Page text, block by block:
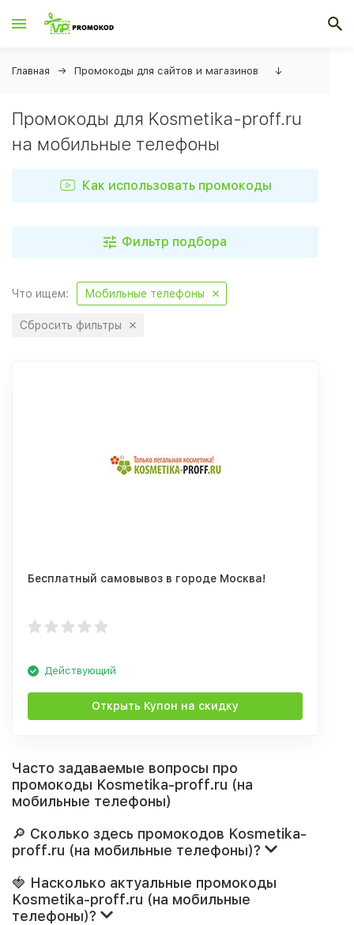
Главная Промокоды для сайтов и магазинов ↓
Промокоды для Kosmetika-proff.ru
на мобильные телефоны
Как использовать промокоды
Фильтр подбора
Что ищем: Мобильные телефоны
Сбросить фильтры
Бесплатный самовывоз в городе Москва!
Действующий
Открыть Купон на скидку
Часто задаваемые вопросы про
промокоды Kosmetika-proff.ru (на
мобильные телефоны)
🔎 Сколько здесь промокодов Kosmetika-
proff.ru (на мобильные телефоны)?
🍓 Насколько актуальные промокоды
Kosmetika-proff.ru (на мобильные
телефоны)?